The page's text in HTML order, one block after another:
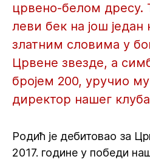
црвено-белом дресу.
леви бек на још један
златним словима у
Црвене звезде, а
бројем 200, уручио му
директор нашег
Родић је дебитовао за
2017. године у победи